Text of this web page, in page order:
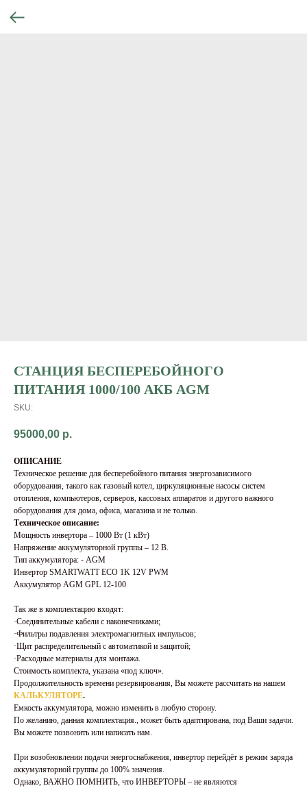
СТАНЦИЯ БЕСПЕРЕБОЙНОГО
ПИТАНИЯ 1000/100 АКБ AGM
SKU:
95000,00 р.
ОПИСАНИЕ
Техническое решение для бесперебойного питания энергозависимого
оборудования, такого как газовый котел, циркуляционные насосы систем
отопления, компьютеров, серверов, кассовых аппаратов и другого важного
оборудования для дома, офиса, магазина и не только.
Техническое описание:
Мощность инвертора – 1000 Вт (1 кВт)
Напряжение аккумуляторной группы – 12 В.
Тип аккумулятора: - AGM
Инвертор SMARTWATT ECO 1K 12V PWM
Аккумулятор AGM GPL 12-100
Так же в комплектацию входят:
·Соединительные кабели с наконечниками;
·Фильтры подавления электромагнитных импульсов;
·Щит распределительный с автоматикой и защитой;
·Расходные материалы для монтажа.
Стоимость комплекта, указана «под ключ».
Продолжительность времени резервирования, Вы можете рассчитать на нашем
КАЛЬКУЛЯТОРЕ.
Емкость аккумулятора, можно изменить в любую сторону.
По желанию, данная комплектация., может быть адаптирована, под Ваши задачи.
Вы можете позвонить или написать нам.
При возобновлении подачи энергоснабжения, инвертор перейдёт в режим заряда
аккумуляторной группы до 100% значения.
Однако, ВАЖНО ПОМНИТЬ, что ИНВЕРТОРЫ – не являются